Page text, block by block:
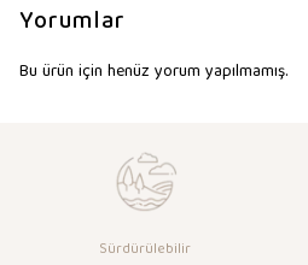
Yorumlar
Bu ürün için henüz yorum yapılmamış.
Sürdürülebilir